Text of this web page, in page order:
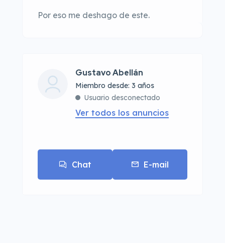
Por eso me deshago de este.
Gustavo Abellán
Miembro desde: 3 años
Usuario desconectado
Ver todos los anuncios
Chat E-mail